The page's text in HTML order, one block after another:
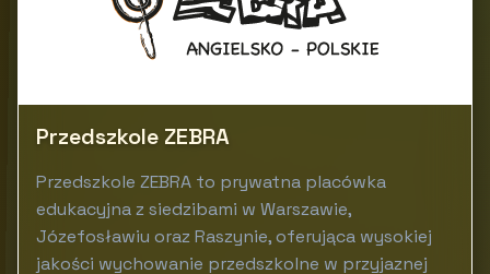
Przedszkole ZEBRA
Przedszkole ZEBRA to prywatna placówka
edukacyjna z siedzibami w Warszawie,
Józefosławiu oraz Raszynie, oferująca wysokiej
jakości wychowanie przedszkolne w przyjaznej